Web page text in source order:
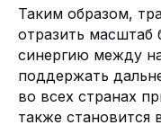
Таким образом,
отразить масштаб
синергию между
поддержать
во всех странах
также
Сообщить об
проблемах с
is@freedompay.kz
info@freedompay.kz
+7 778 746 38 01